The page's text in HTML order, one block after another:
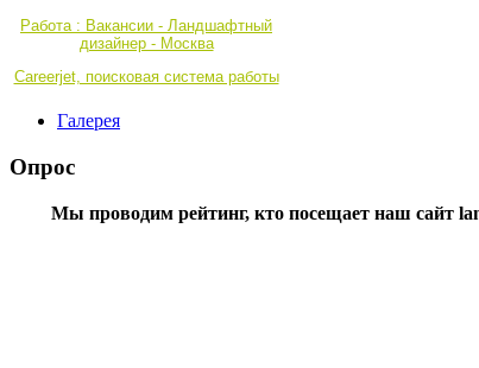
Работа : Вакансии - Ландшафтный
дизайнер - Москва
Careerjet, поисковая система работы
Галерея
Опрос
Мы проводим рейтинг, кто посещает наш сайт